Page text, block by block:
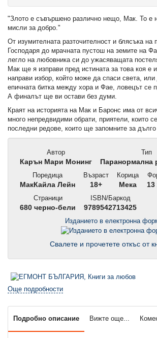
"Злото е съвършено различно нещо, Мак. То е
мисли за добро."
От изумителната разточителност и блясъка на
Господаря до мрачната пустош на земите на
легло на любовника си до ужасяващата
Мак ще я изправи пред истината за това коя е
направи избор, който може да спаси света,
епичната битка между хора и Фае, ловецът се
А финалът ще ви остави без думи.
Краят на историята на Мак и Баронс има от
много непредвидими обрати, приятели, които
последни редове, които ще запомните за
Автор
Карън Мари Монинг
Тип
Паранормална
Поредица
МакКайла Лейн
Възраст
18+
Корица
Мека
13
Страници
680 черно-бели
ISBN/Баркод
9789542713425
Изданието в електронна
Свалете и прочетете откъс от
Още подробности
Подробно описание Вижте още...